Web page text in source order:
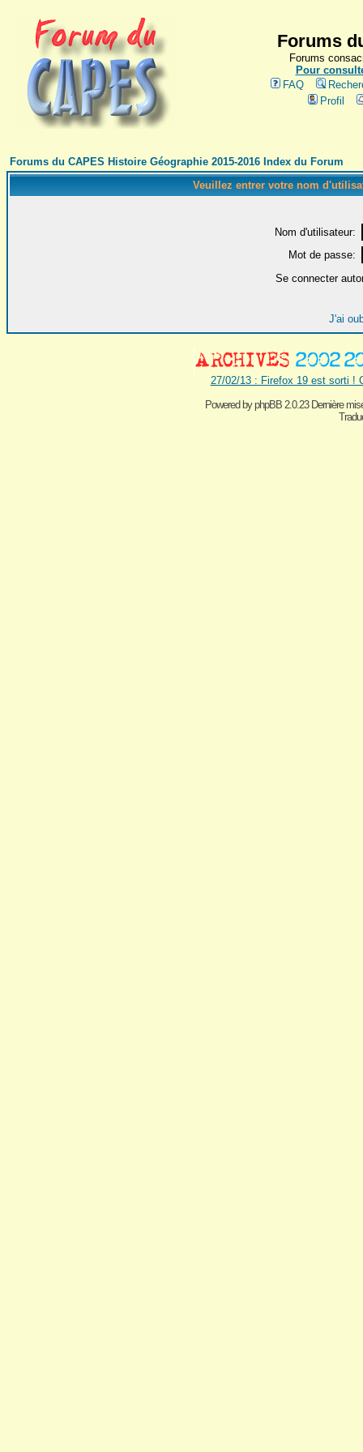
Forums
Forums
Pour
FAQ
Profil
Forums du CAPES Histoire Géographie 2015-2016 Index du Forum
Veuillez entrer votre nom
Nom d'utilisateur:
Mot de passe:
Se connecter
J'ai
27/02/13 : Firefox 19 est sorti !
Powered byphpBB 2.0.23 Dernière